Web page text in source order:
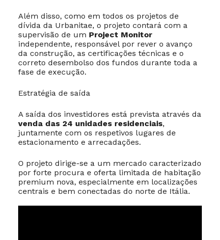
Além disso, como em todos os projetos de
dívida da Urbanitae, o projeto contará com a
supervisão de um Project Monitor
independente, responsável por rever o avanço
da construção, as certificações técnicas e o
correto desembolso dos fundos durante toda a
fase de execução.
Estratégia de saída
A saída dos investidores está prevista através da
venda das 24 unidades residenciais,
juntamente com os respetivos lugares de
estacionamento e arrecadações.
O projeto dirige-se a um mercado caracterizado
por forte procura e oferta limitada de habitação
premium nova, especialmente em localizações
centrais e bem conectadas do norte de Itália.